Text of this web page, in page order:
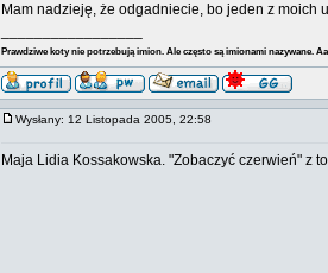
Mam nadzieję, że odgadniecie, bo jeden z moich
Prawdziwe koty nie potrzebują imion. Ale często są imionami nazywane.
Wysłany: 12 Listopada 2005, 22:58
Maja Lidia Kossakowska. "Zobaczyć czerwień" z